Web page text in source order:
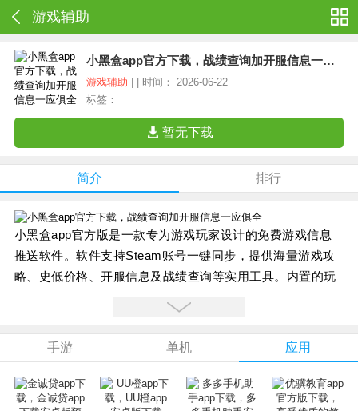
游戏辅助
小黑盒app官方下载，战绩查询加开服信息一应俱全
游戏辅助 | | 时间： 2026-06-22
标签：
暂无下载
简介 排行
小黑盒app官方版是一款专为游戏玩家设计的免费游戏信息
推送软件。软件支持Steam账号一键同步，提供海量游戏攻
略、史低价格、开服信息及战绩查询等实用工具。内置的玩
家社区与H币商城结合，每日推送专业评测、降价通知及最
软件功能
手游 单机 应用